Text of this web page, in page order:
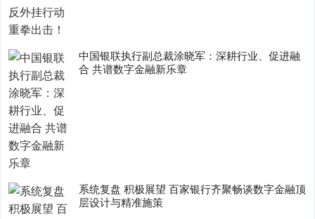
中国银联执行副总裁涂晓军：深耕行业、促进融
合 共谱数字金融新乐章
系统复盘 积极展望 百家银行齐聚畅谈数字金融顶
层设计与精准施策